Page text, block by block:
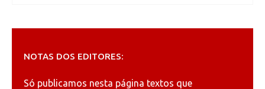
NOTAS DOS EDITORES:
Só publicamos nesta página textos que